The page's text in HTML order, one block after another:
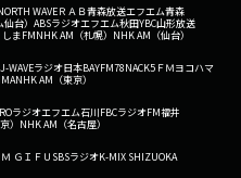
WAVEＲＡＢ青森放送エフエム青森
台） ABSラジオエフエム秋田YBC山形放送
まFMNHK AM（札幌） NHK AM（仙台）
J-WAVEラジオ日本BAYFM78NACK5 ＦＭヨコハマ
NHK AM（東京）
ラジオエフエム石川FBCラジオFM福井
） NHK AM（名古屋）
Ｍ ＧＩＦＵ SBSラジオK-MIX SHIZUOKA